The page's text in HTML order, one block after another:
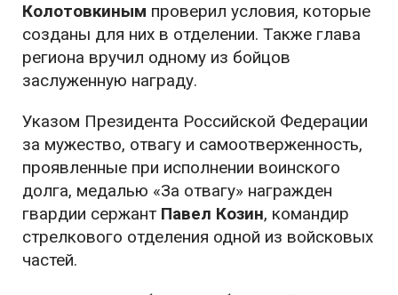
Колотовкиным проверил условия, которые
созданы для них в отделении. Также глава
региона вручил одному из бойцов
заслуженную награду.
Указом Президента Российской Федерации
за мужество, отвагу и самоотверженность,
проявленные при исполнении воинского
долга, медалью «За отвагу» награжден
гвардии сержант Павел Козин, командир
стрелкового отделения одной из войсковых
частей.